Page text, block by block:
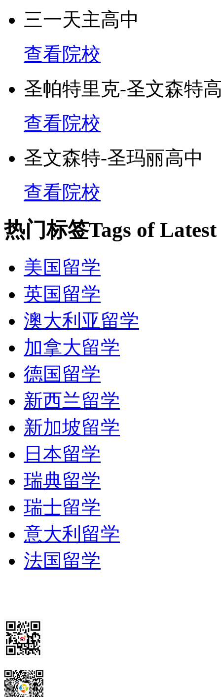
三一天主高中
查看院校
圣帕特里克-圣文森特
查看院校
圣文森特-圣玛丽高中
查看院校
热门标签Tags of Latest
美国留学
英国留学
澳大利亚留学
加拿大留学
德国留学
新西兰留学
新加坡留学
日本留学
瑞典留学
瑞士留学
意大利留学
法国留学